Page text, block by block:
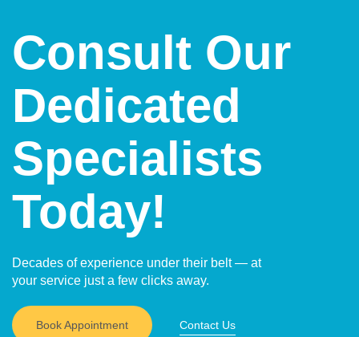
Consult Our
Dedicated
Specialists
Today!
Decades of experience under their belt — at
your service just a few clicks away.
Book Appointment Contact Us